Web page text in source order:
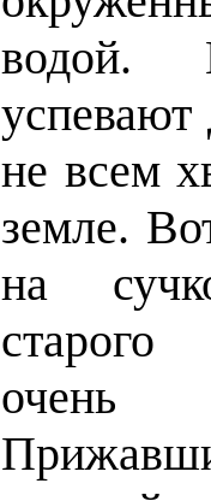
успевают
не всем
земле.
на